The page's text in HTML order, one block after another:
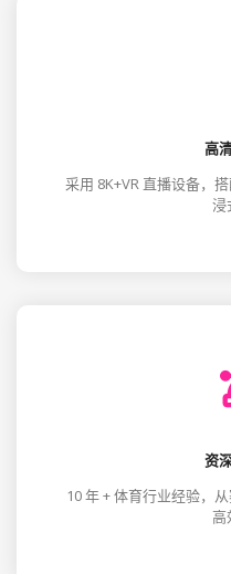
高
采用 8K+VR 直播设备，
浸
资
10 年 + 体育行业经验，
高